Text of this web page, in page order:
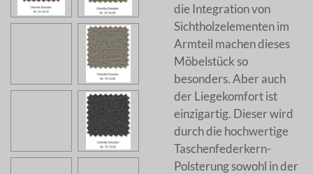
die Integration von
Sichtholzelementen im
Armteil machen dieses
Möbelstück so
besonders. Aber auch
der Liegekomfort ist
einzigartig. Dieser wird
durch die hochwertige
Taschenfederkern-
Polsterung sowohl in der